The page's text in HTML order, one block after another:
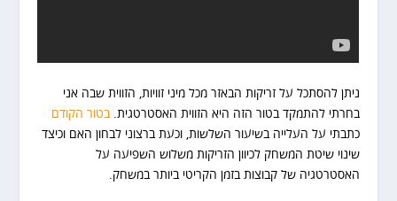
ניתן להסתכל על זריקות הבאזר מכל מיני זוויות, הזווית שבה אני
בחרתי להתמקד בטור הזה היא הזווית האסטרטגית.בטור הקודם
כתבתי על העלייה בשיעור השלשות, וכעת ברצוני לבחון האם וכיצד
שינוי שיטת המשחק לכיוון הזריקות משלוש השפיעה על
האסטרטגיה של קבוצות בזמן הקריטי ביותר במשחק.